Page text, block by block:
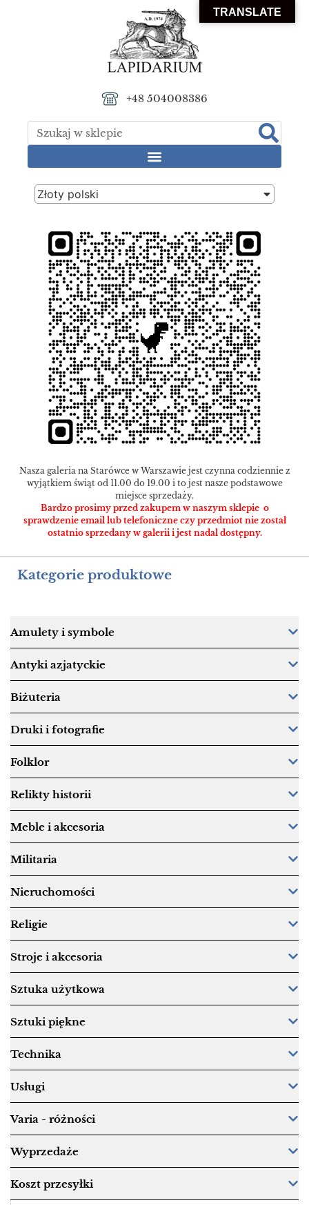
+48 504008386
Złoty polski
Nasza galeria na Starówce w Warszawie jest czynna codziennie z
wyjątkiem świąt od 11.00 do 19.00 i to jest nasze podstawowe
miejsce sprzedaży.
Bardzo prosimy przed zakupem w naszym sklepie o
sprawdzenie email lub telefoniczne czy przedmiot nie został
ostatnio sprzedany w galerii i jest nadal dostępny.
Kategorie produktowe
Amulety i symbole
Antyki azjatyckie
Biżuteria
Druki i fotografie
Folklor
Relikty historii
Meble i akcesoria
Militaria
Nieruchomości
Religie
Stroje i akcesoria
Sztuka użytkowa
Sztuki piękne
Technika
Usługi
Varia - różności
Wyprzedaże
Koszt przesyłki
TRANSLATE